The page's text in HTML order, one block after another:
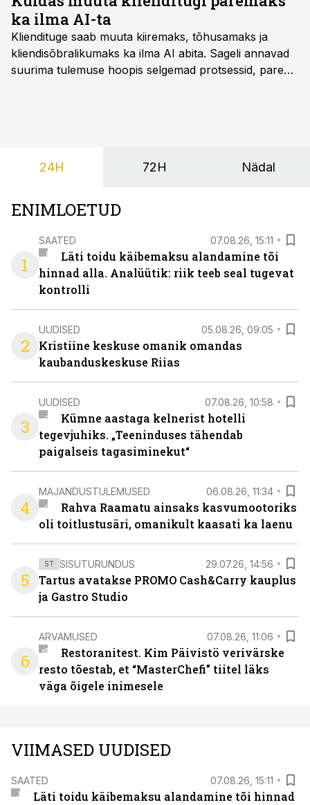
ka ilma AI-ta
Kliendituge saab muuta kiiremaks, tõhusamaks ja
kliendisõbralikumaks ka ilma AI abita. Sageli annavad
suurima tulemuse hoopis selgemad protsessid, parem
24H 72H Nädal
ENIMLOETUD
1
SAATED 07.08.26, 15:11
Läti toidu käibemaksu alandamine tõi
hinnad alla. Analüütik: riik teeb seal tugevat
kontrolli
2
UUDISED 05.08.26, 09:05
Kristiine keskuse omanik omandas
kaubanduskeskuse Riias
3
UUDISED 07.08.26, 10:58
Kümne aastaga kelnerist hotelli
tegevjuhiks. „Teeninduses tähendab
paigalseis tagasiminekut“
4
MAJANDUSTULEMUSED 06.08.26, 11:34
Rahva Raamatu ainsaks kasvumootoriks
oli toitlustusäri, omanikult kaasati ka laenu
5
ST SISUTURUNDUS 29.07.26, 14:56
Tartus avatakse PROMO Cash&Carry kauplus
ja Gastro Studio
6
ARVAMUSED 07.08.26, 11:06
Restoranitest. Kim Päivistö verivärske
resto tõestab, et “MasterChefi” tiitel läks
väga õigele inimesele
VIIMASED UUDISED
SAATED 07.08.26, 15:11
Läti toidu käibemaksu alandamine tõi hinnad